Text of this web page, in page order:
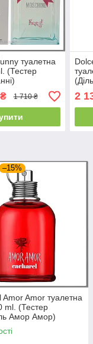
туалетна
(Тестер
1 710 ₴ 2
–15%
Amor Amor туалетна
ml. (Тестер
Амор Амор)